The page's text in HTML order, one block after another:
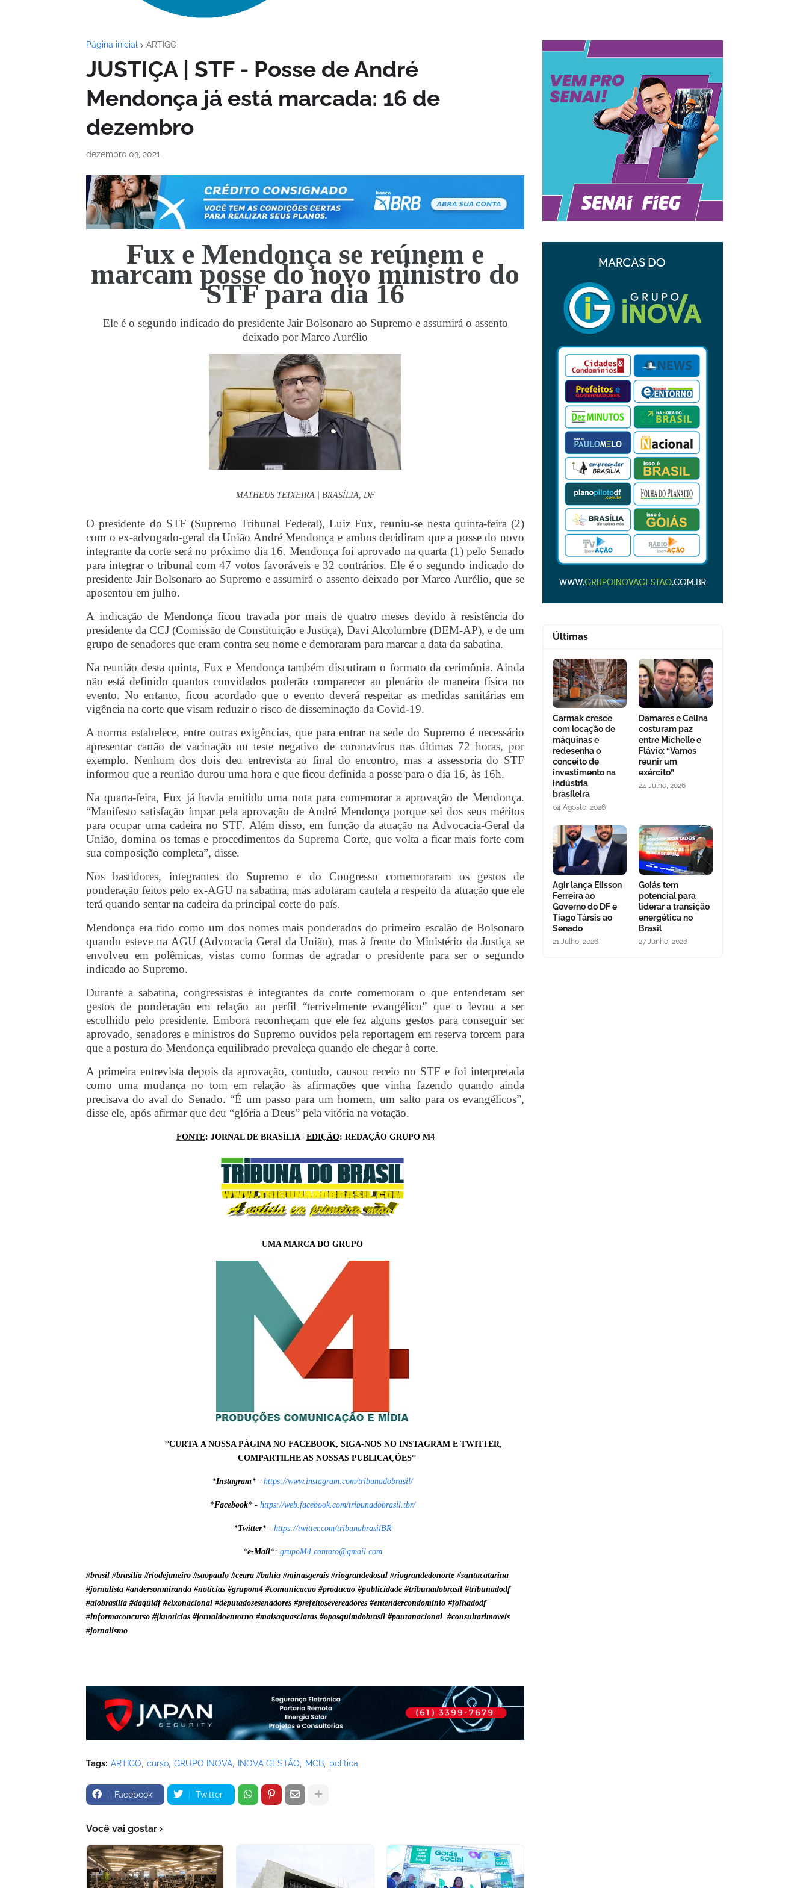
Página inicial ARTIGO
JUSTIÇA | STF - Posse de André
Mendonça já está marcada: 16 de
dezembro
dezembro 03, 2021
Fux e Mendonça se reúnem e
marcam posse do novo ministro do
STF para dia 16
Ele é o segundo indicado do presidente Jair Bolsonaro ao Supremo e assumirá o assento
deixado por Marco Aurélio
MATHEUS TEIXEIRA | BRASÍLIA, DF
O presidente do STF (Supremo Tribunal Federal), Luiz Fux, reuniu-se nesta quinta-feira (2)
com o ex-advogado-geral da União André Mendonça e ambos decidiram que a posse do novo
integrante da corte será no próximo dia 16. Mendonça foi aprovado na quarta (1) pelo Senado
para integrar o tribunal com 47 votos favoráveis e 32 contrários. Ele é o segundo indicado do
presidente Jair Bolsonaro ao Supremo e assumirá o assento deixado por Marco Aurélio, que se
aposentou em julho.
A indicação de Mendonça ficou travada por mais de quatro meses devido à resistência do
presidente da CCJ (Comissão de Constituição e Justiça), Davi Alcolumbre (DEM-AP), e de um
grupo de senadores que eram contra seu nome e demoraram para marcar a data da sabatina.
Na reunião desta quinta, Fux e Mendonça também discutiram o formato da cerimônia. Ainda
não está definido quantos convidados poderão comparecer ao plenário de maneira física no
evento. No entanto, ficou acordado que o evento deverá respeitar as medidas sanitárias em
vigência na corte que visam reduzir o risco de disseminação da Covid-19.
A norma estabelece, entre outras exigências, que para entrar na sede do Supremo é necessário
apresentar cartão de vacinação ou teste negativo de coronavírus nas últimas 72 horas, por
exemplo. Nenhum dos dois deu entrevista ao final do encontro, mas a assessoria do STF
informou que a reunião durou uma hora e que ficou definida a posse para o dia 16, às 16h.
Na quarta-feira, Fux já havia emitido uma nota para comemorar a aprovação de Mendonça.
“Manifesto satisfação ímpar pela aprovação de André Mendonça porque sei dos seus méritos
para ocupar uma cadeira no STF. Além disso, em função da atuação na Advocacia-Geral da
União, domina os temas e procedimentos da Suprema Corte, que volta a ficar mais forte com
sua composição completa”, disse.
Nos bastidores, integrantes do Supremo e do Congresso comemoraram os gestos de
ponderação feitos pelo ex-AGU na sabatina, mas adotaram cautela a respeito da atuação que ele
terá quando sentar na cadeira da principal corte do país.
Mendonça era tido como um dos nomes mais ponderados do primeiro escalão de Bolsonaro
quando esteve na AGU (Advocacia Geral da União), mas à frente do Ministério da Justiça se
envolveu em polêmicas, vistas como formas de agradar o presidente para ser o segundo
indicado ao Supremo.
Durante a sabatina, congressistas e integrantes da corte comemoram o que entenderam ser
gestos de ponderação em relação ao perfil “terrivelmente evangélico” que o levou a ser
escolhido pelo presidente. Embora reconheçam que ele fez alguns gestos para conseguir ser
aprovado, senadores e ministros do Supremo ouvidos pela reportagem em reserva torcem para
que a postura do Mendonça equilibrado prevaleça quando ele chegar à corte.
A primeira entrevista depois da aprovação, contudo, causou receio no STF e foi interpretada
como uma mudança no tom em relação às afirmações que vinha fazendo quando ainda
precisava do aval do Senado. “É um passo para um homem, um salto para os evangélicos”,
disse ele, após afirmar que deu “glória a Deus” pela vitória na votação.
FONTE: JORNAL DE BRASÍLIA | EDIÇÃO: REDAÇÃO GRUPO M4
UMA MARCA DO GRUPO
*CURTA A NOSSA PÁGINA NO FACEBOOK, SIGA-NOS NO INSTAGRAM E TWITTER,
COMPARTILHE AS NOSSAS PUBLICAÇÕES*
*Instagram* - https://www.instagram.com/tribunadobrasil/
*Facebook* - https://web.facebook.com/tribunadobrasil.tbr/
*Twitter* - https://twitter.com/tribunabrasilBR
*e-Mail*: grupoM4.contato@gmail.com
#brasil #brasilia #riodejaneiro #saopaulo #ceara #bahia #minasgerais #riograndedosul #riograndedonorte #santacatarina
#jornalista #andersonmiranda #noticias #grupom4 #comunicacao #producao #publicidade #tribunadobrasil #tribunadodf
#alobrasilia #daquidf #eixonacional #deputadosesenadores #prefeitosevereadores #entendercondominio #folhadodf
#informaconcurso #jknoticias #jornaldoentorno #maisaguasclaras #opasquimdobrasil #pautanacional #consultarimoveis
#jornalismo
Tags: ARTIGO curso GRUPO INOVA INOVA GESTÃO MCB política
Facebook Twitter
Você vai gostar
Últimas
Carmak cresce
com locação de
máquinas e
redesenha o
conceito de
investimento na
indústria
brasileira
04 Agosto, 2026
Damares e Celina
costuram paz
entre Michelle e
Flávio: “Vamos
reunir um
exército”
24 Julho, 2026
Agir lança Elisson
Ferreira ao
Governo do DF e
Tiago Társis ao
Senado
21 Julho, 2026
Goiás tem
potencial para
liderar a transição
energética no
Brasil
27 Junho, 2026